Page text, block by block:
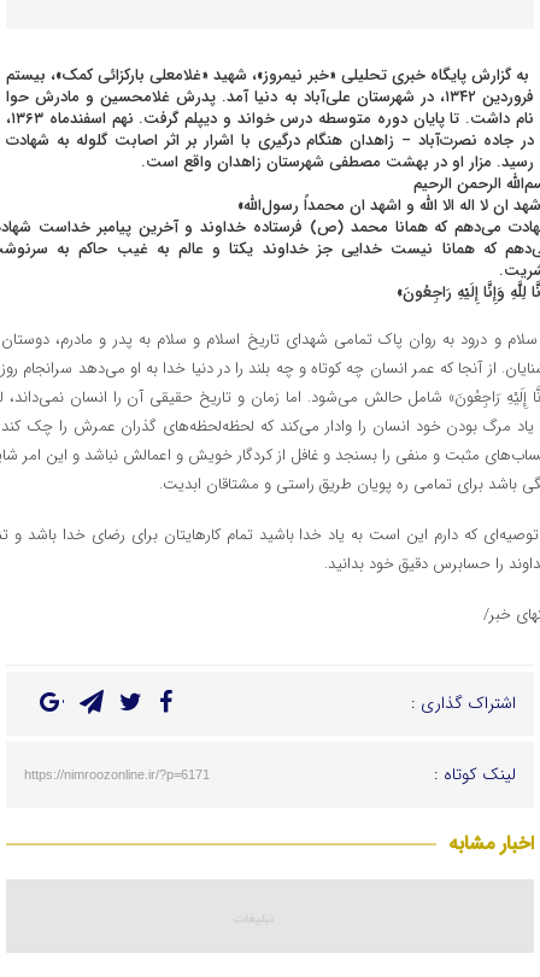
به گزارش پایگاه خبری تحلیلی «خبر نیمروز»، شهید «غلامعلی بارکزائی کمک»، بیستم
فروردین ۱۳۴۲، در شهرستان علی‌آباد به دنیا آمد. پدرش غلامحسین و مادرش حوا
نام داشت. تا پایان دوره متوسطه درس خواند و دیپلم گرفت. نهم اسفندماه ۱۳۶۳،
در جاده نصرت‌آباد – زاهدان هنگام درگیری با اشرار بر اثر اصابت گلوله به شهادت
رسید. مزار او در بهشت مصطفی شهرستان زاهدان واقع است.
الرحمن الرحیم
ان لا اله الا الله و اشهد ان محمداً رسول‌الله»
می‌دهم که همانا محمد (ص) فرستاده خداوند و آخرین پیامبر خداست
که همانا نیست خدایی جز خداوند یکتا و عالم به غیب حاکم به
لِلَّهِ وَإِنَّا إِلَیْهِ رَاجِعُونَ»
سلام و درود به روان پاک تمامی شهدای تاریخ اسلام و سلام به پدر و مادرم،
از آنجا که عمر انسان چه کوتاه و چه بلند را در دنیا خدا به او می‌دهد سرانجام
إِلَیْهِ رَاجِعُونَ» شامل حالش می‌شود. اما زمان و تاریخ حقیقی آن را انسان نمی‌داند،
یاد مرگ بودن خود انسان را وادار می‌کند که لحظه‌لحظه‌های گذران عمرش را چک
مثبت و منفی را بسنجد و غافل از کردگار خویش و اعمالش نباشد و این امر
باشد برای تمامی ره پویان طریق راستی و مشتاقان ابدیت.
که دارم این است به یاد خدا باشید تمام کارهایتان برای رضای خدا باشد و
را حسابرس دقیق خود بدانید.
خبر/
اشتراک گذاری :
لینک کوتاه : https://nimroozonline.ir/?p=6171
اخبار مشابه